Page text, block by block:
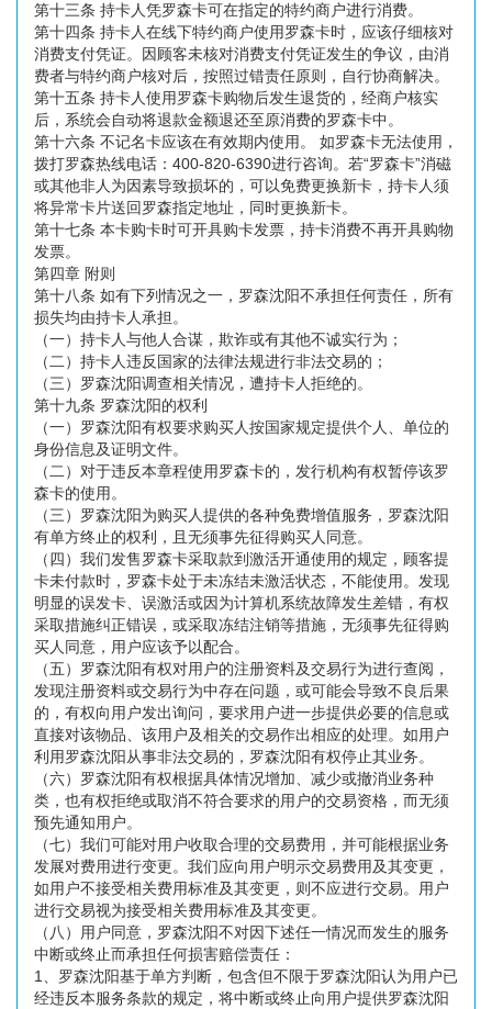
第十三条 持卡人凭罗森卡可在指定的特约商户进行消费。
第十四条 持卡人在线下特约商户使用罗森卡时，应该仔细核对
消费支付凭证。因顾客未核对消费支付凭证发生的争议，由消
费者与特约商户核对后，按照过错责任原则，自行协商解决。
第十五条 持卡人使用罗森卡购物后发生退货的，经商户核实
后，系统会自动将退款金额退还至原消费的罗森卡中。
第十六条 不记名卡应该在有效期内使用。 如罗森卡无法使用，
拨打罗森热线电话：400-820-6390进行咨询。若“罗森卡”消磁
或其他非人为因素导致损坏的，可以免费更换新卡，持卡人须
将异常卡片送回罗森指定地址，同时更换新卡。
第十七条 本卡购卡时可开具购卡发票，持卡消费不再开具购物
发票。
第四章 附则
第十八条 如有下列情况之一，罗森沈阳不承担任何责任，所有
损失均由持卡人承担。
（一）持卡人与他人合谋，欺诈或有其他不诚实行为；
（二）持卡人违反国家的法律法规进行非法交易的；
（三）罗森沈阳调查相关情况，遭持卡人拒绝的。
第十九条 罗森沈阳的权利
（一）罗森沈阳有权要求购买人按国家规定提供个人、单位的
身份信息及证明文件。
（二）对于违反本章程使用罗森卡的，发行机构有权暂停该罗
森卡的使用。
（三）罗森沈阳为购买人提供的各种免费增值服务，罗森沈阳
有单方终止的权利，且无须事先征得购买人同意。
（四）我们发售罗森卡采取款到激活开通使用的规定，顾客提
卡未付款时，罗森卡处于未冻结未激活状态，不能使用。发现
明显的误发卡、误激活或因为计算机系统故障发生差错，有权
采取措施纠正错误，或采取冻结注销等措施，无须事先征得购
买人同意，用户应该予以配合。
（五）罗森沈阳有权对用户的注册资料及交易行为进行查阅，
发现注册资料或交易行为中存在问题，或可能会导致不良后果
的，有权向用户发出询问，要求用户进一步提供必要的信息或
直接对该物品、该用户及相关的交易作出相应的处理。如用户
利用罗森沈阳从事非法交易的，罗森沈阳有权停止其业务。
（六）罗森沈阳有权根据具体情况增加、减少或撤消业务种
类，也有权拒绝或取消不符合要求的用户的交易资格，而无须
预先通知用户。
（七）我们可能对用户收取合理的交易费用，并可能根据业务
发展对费用进行变更。我们应向用户明示交易费用及其变更，
如用户不接受相关费用标准及其变更，则不应进行交易。用户
进行交易视为接受相关费用标准及其变更。
（八）用户同意，罗森沈阳不对因下述任一情况而发生的服务
中断或终止而承担任何损害赔偿责任：
1、罗森沈阳基于单方判断，包含但不限于罗森沈阳认为用户已
经违反本服务条款的规定，将中断或终止向用户提供罗森沈阳